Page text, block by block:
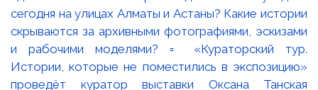
сегодня на улицах Алматы и Астаны? Какие истории
скрываются за архивными фотографиями, эскизами
и рабочими моделями? ▫️ «Кураторский тур.
Истории, которые не поместились в экспозицию»
проведёт куратор выставки Оксана Танская